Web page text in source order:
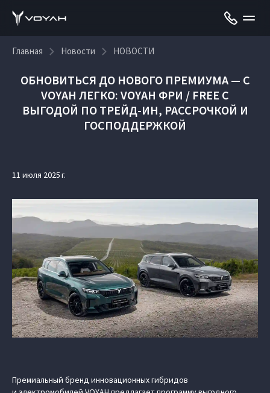
Главная Новости НОВОСТИ
ОБНОВИТЬСЯ ДО НОВОГО ПРЕМИУМА — С
VOYAH ЛЕГКО: VOYAH ФРИ / FREE С
ВЫГОДОЙ ПО ТРЕЙД-ИН, РАССРОЧКОЙ И
ГОСПОДДЕРЖКОЙ
11 июля 2025 г.
Премиальный бренд инновационных гибридов